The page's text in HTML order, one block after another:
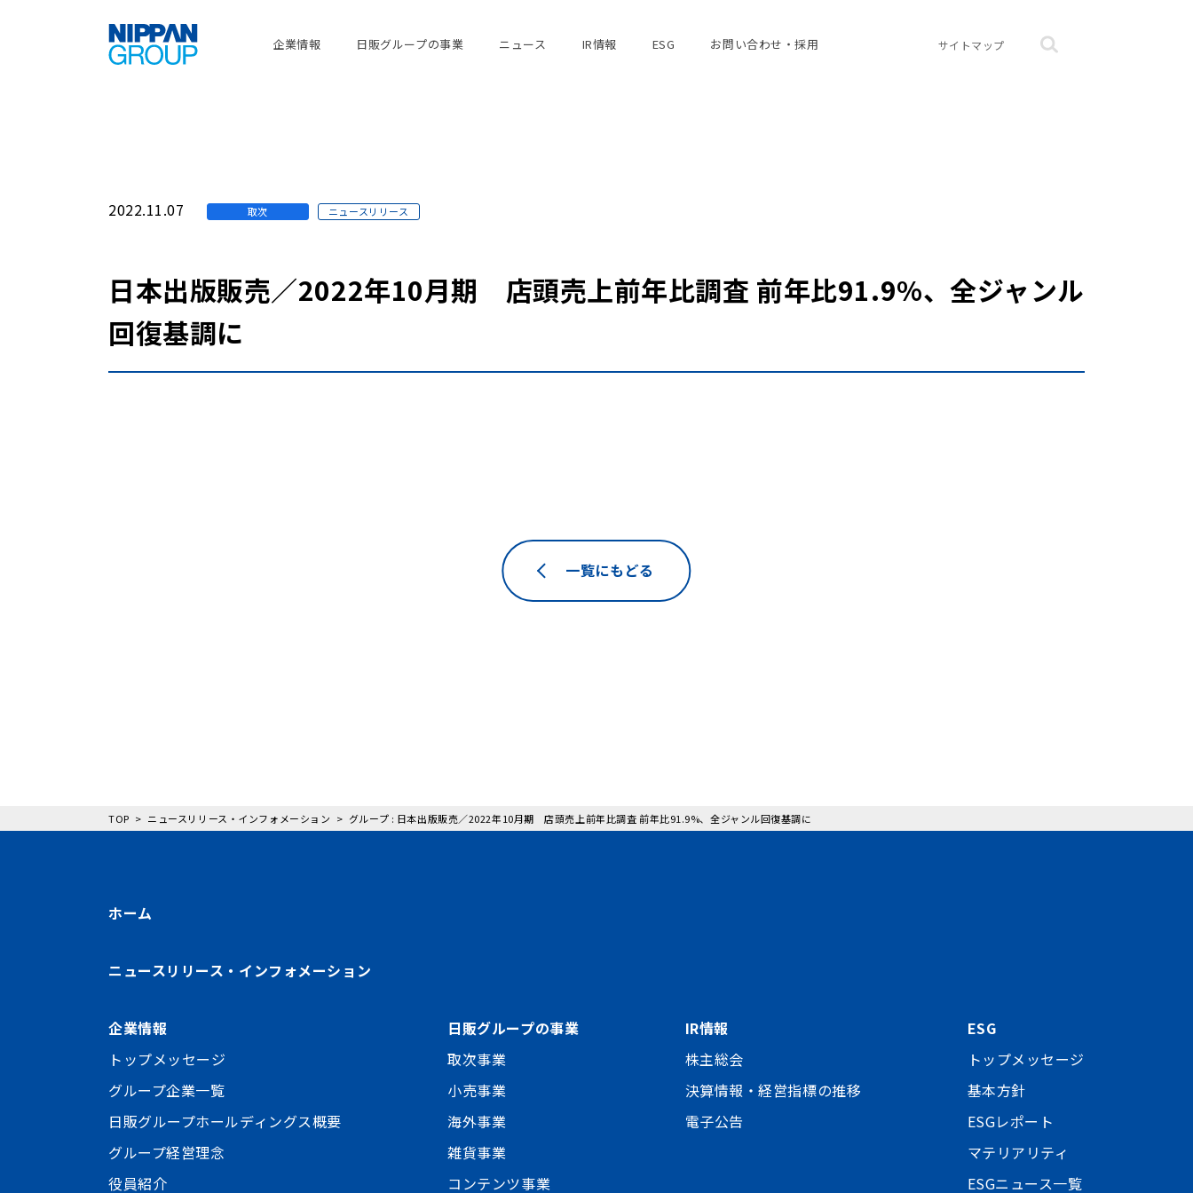
企業情報 日販グループの事業 ニュース IR情報 ESG お問い合わせ・採用 サイトマップ
2022.11.07 取次 ニュースリリース
日本出版販売／2022年10月期 店頭売上前年比調査 前年比91.9%、全ジャンル
回復基調に
一覧にもどる
TOP ニュースリリース・インフォメーション グループ : 日本出版販売／2022年10月期 店頭売上前年比調査 前年比91.9%、全ジャンル回復基調に
ホーム
ニュースリリース・インフォメーション
企業情報
トップメッセージ
グループ企業一覧
日販グループホールディングス概要
グループ経営理念
役員紹介
日販グループの事業
取次事業
小売事業
海外事業
雑貨事業
コンテンツ事業
IR情報
株主総会
決算情報・経営指標の推移
電子公告
ESG
トップメッセージ
基本方針
ESGレポート
マテリアリティ
ESGニュース一覧